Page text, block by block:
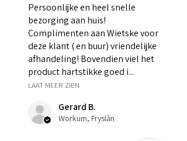
Persoonlijke en heel snelle
bezorging aan huis!
Complimenten aan Wietske voor
deze klant ( en buur) vriendelijke
afhandeling! Bovendien viel het
product hartstikke goed i...
LAAT MEER ZIEN
Gerard B.
Workum, Fryslân